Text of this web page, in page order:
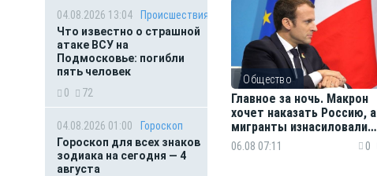
04.08.2026 13:04
Происшествия
Что известно о страшной
атаке ВСУ на
Подмосковье: погибли
пять человек
0
72
04.08.2026 01:00
Гороскоп
Гороскоп для всех знаков
зодиака на сегодня — 4
августа
Общество
Главное за ночь. Макрон
хочет наказать Россию, а
мигранты изнасиловали
ребёнка
06.08 07:11 0